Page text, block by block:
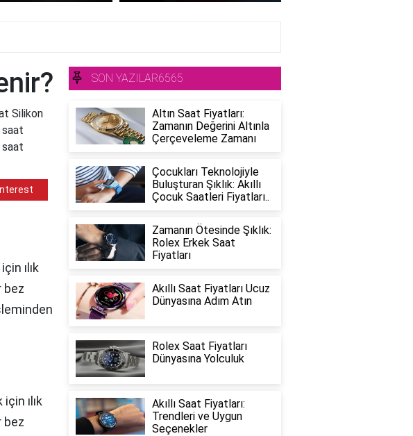
Silikon
saat
saat
ılık
bez
ılık
bez
SON YAZILAR6565
Altın Saat Fiyatları:
Zamanın Değerini Altınla
Çerçeveleme Zamanı
Çocukları Teknolojiyle
Buluşturan Şıklık: Akıllı
Çocuk Saatleri Fiyatları..
Zamanın Ötesinde Şıklık:
Rolex Erkek Saat
Fiyatları
Akıllı Saat Fiyatları Ucuz
Dünyasına Adım Atın
Rolex Saat Fiyatları
Dünyasına Yolculuk
Akıllı Saat Fiyatları:
Trendleri ve Uygun
Seçenekler